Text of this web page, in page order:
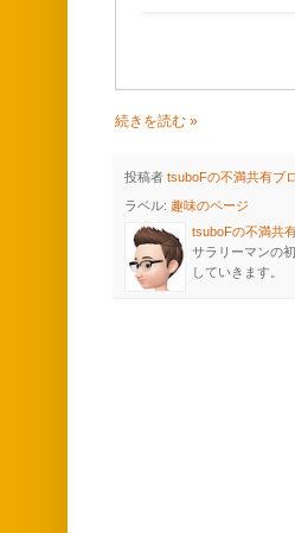
続きを読む »
投稿者 tsuboFの不満共有ブ
ラベル: 趣味のページ
tsuboFの不満共
サラリーマンの
していきます。